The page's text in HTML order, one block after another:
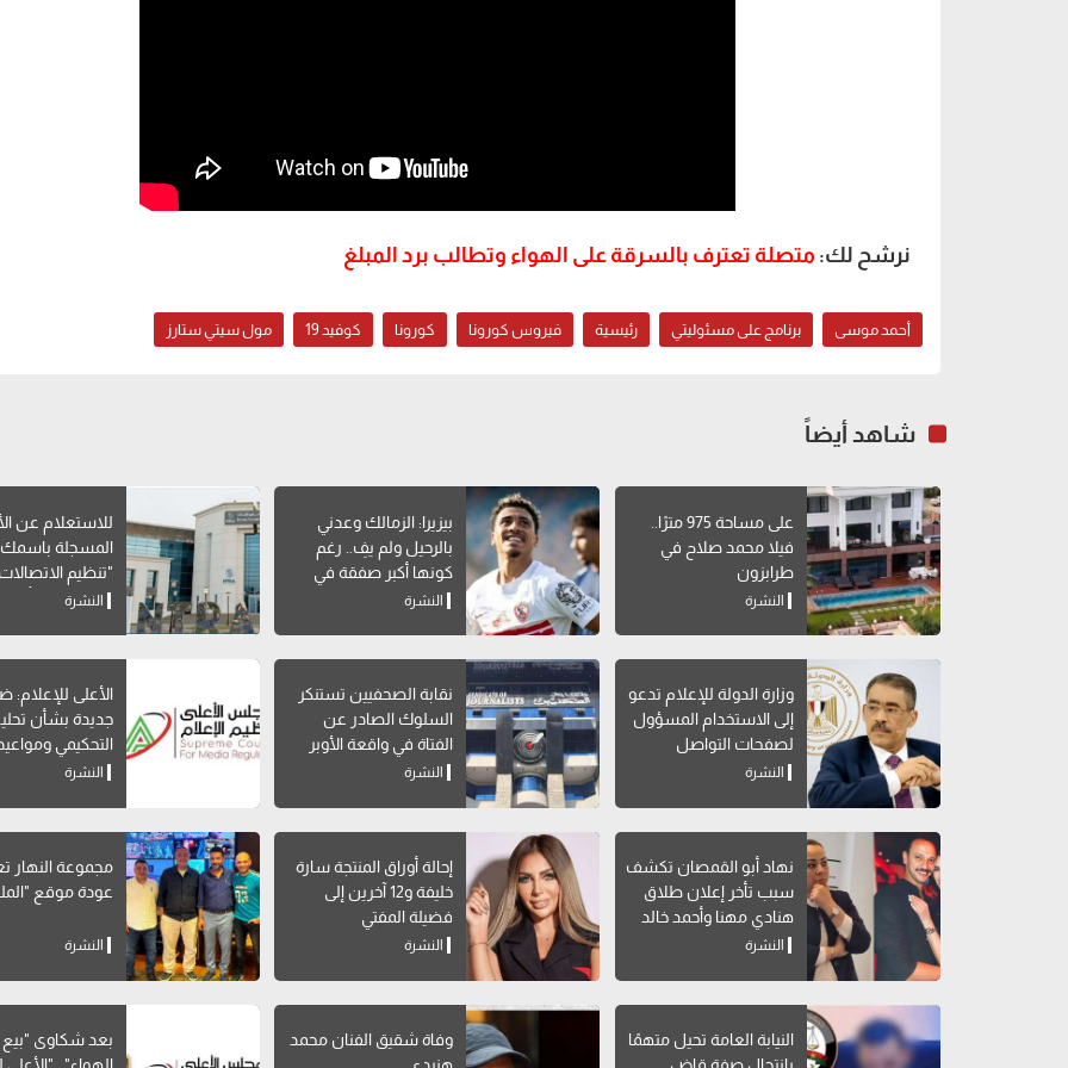
نرشح لك: متصلة تعترف بالسرقة على الهواء وتطالب برد المبلغ
أحمد موسى برنامج على مسئوليتي رئيسية فيروس كورونا كورونا كوفيد 19 مول سيتي ستارز
شاهد أيضاً
على مساحة 975 مترًا..
فيلا محمد صلاح في
طرابزون
النشرة
بيزيرا: الزمالك وعدني
بالرحيل ولم يفِ.. رغم
كونها أكبر صفقة في
تاريخه
النشرة
للاستعلام عن
المسجلة
"تنظيم
إتاحة خدمة
النشرة
وزارة الدولة للإعلام تدعو
إلى الاستخدام المسؤول
لصفحات التواصل
الاجتماعي
النشرة
نقابة الصحفيين تستنكر
السلوك الصادر عن
الفتاة في واقعة الأوبر
النشرة
الأعلى للإعلام:
جديدة بشأن
التحكيمي
البرامج الرياضية
النشرة
نهاد أبو القمصان تكشف
سبب تأخر إعلان طلاق
هنادي مهنا وأحمد خالد
صالحالنشرة
إحالة أوراق المنتجة سارة
خليفة و12 آخرين إلى
فضيلة المفتي
النشرة
مجموعة النهار
عودة موقع
النشرة
النيابة العامة تحيل متهمًا
وفاة شقيق الفنان محمد
بعد شكاوى "بيع